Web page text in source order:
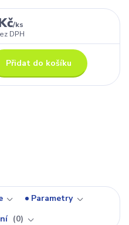
/ks
DPH
Přidat do košíku
Parametry
0